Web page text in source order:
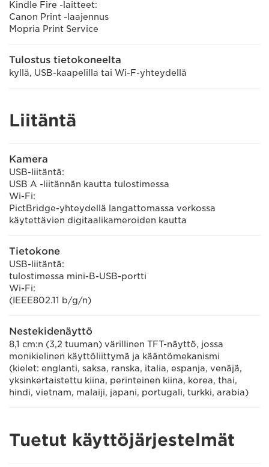
Kindle Fire -laitteet:
Canon Print -laajennus
Mopria Print Service
Tulostus tietokoneelta
kyllä, USB-kaapelilla tai Wi-F-yhteydellä
Liitäntä
Kamera
USB-liitäntä:
USB A -liitännän kautta tulostimessa
Wi-Fi:
PictBridge-yhteydellä langattomassa verkossa
käytettävien digitaalikameroiden kautta
Tietokone
USB-liitäntä:
tulostimessa mini-B-USB-portti
Wi-Fi:
(IEEE802.11 b/g/n)
Nestekidenäyttö
8,1 cm:n (3,2 tuuman) värillinen TFT-näyttö, jossa
monikielinen käyttöliittymä ja kääntömekanismi
(kielet: englanti, saksa, ranska, italia, espanja, venäjä,
yksinkertaistettu kiina, perinteinen kiina, korea, thai,
hindi, vietnam, malaiji, japani, portugali, turkki, arabia)
Tuetut käyttöjärjestelmät